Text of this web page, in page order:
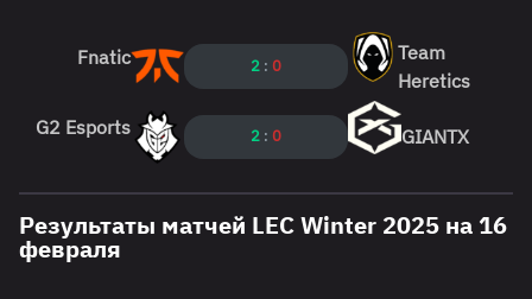
Fnatic 2 : 0
Team
Heretics
G2 Esports
2 : 0 GIANTX
Результаты матчей LEC Winter 2025 на 16
февраля